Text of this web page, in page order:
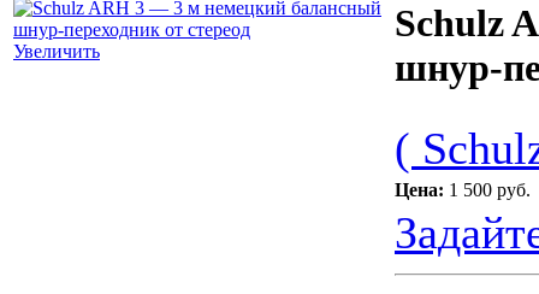
Увеличить
Schulz
шнур-
(
Цена: 1 500 руб.